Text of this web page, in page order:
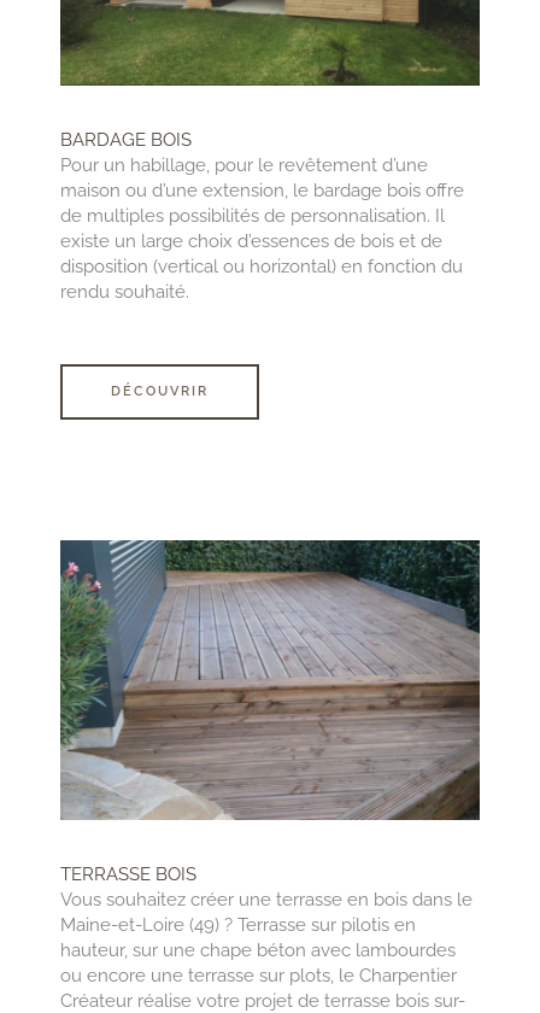
BARDAGE BOIS
Pour un habillage, pour le revêtement d’une
maison ou d’une extension, le bardage bois offre
de multiples possibilités de personnalisation. Il
existe un large choix d’essences de bois et de
disposition (vertical ou horizontal) en fonction du
rendu souhaité.
DÉCOUVRIR
TERRASSE BOIS
Vous souhaitez créer une terrasse en bois dans le
Maine-et-Loire (49) ? Terrasse sur pilotis en
hauteur, sur une chape béton avec lambourdes
ou encore une terrasse sur plots, le Charpentier
Créateur réalise votre projet de terrasse bois sur-